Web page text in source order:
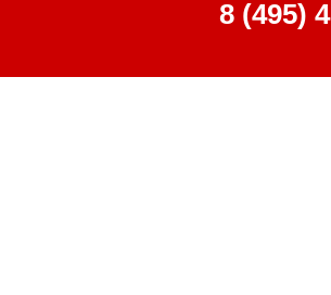
8 (495)